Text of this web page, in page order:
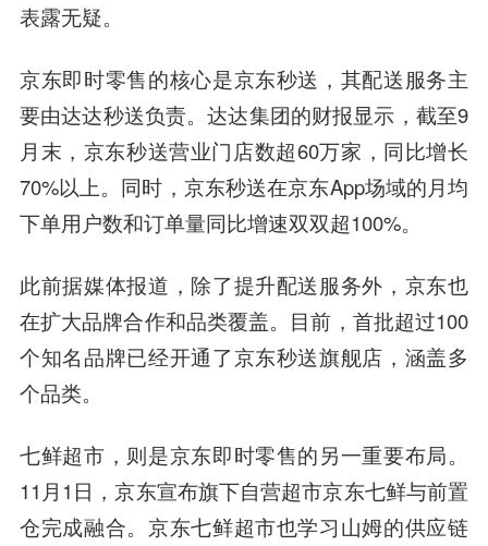
表露无疑。
京东即时零售的核心是京东秒送，其配送服务主
要由达达秒送负责。达达集团的财报显示，截至9
月末，京东秒送营业门店数超60万家，同比增长
70%以上。同时，京东秒送在京东App场域的月均
下单用户数和订单量同比增速双双超100%。
此前据媒体报道，除了提升配送服务外，京东也
在扩大品牌合作和品类覆盖。目前，首批超过100
个知名品牌已经开通了京东秒送旗舰店，涵盖多
个品类。
七鲜超市，则是京东即时零售的另一重要布局。
11月1日，京东宣布旗下自营超市京东七鲜与前置
仓完成融合。京东七鲜超市也学习山姆的供应链